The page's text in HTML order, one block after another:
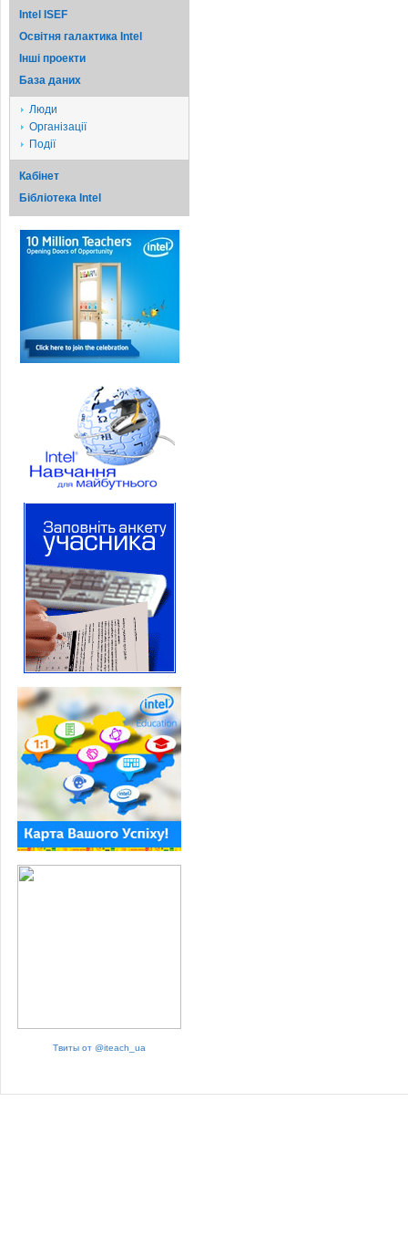
Intel ISEF
Освітня галактика Intel
Iншi проекти
База даних
Люди
Організації
Події
Кабінет
Бібліотека Intel
Твиты от @iteach_ua